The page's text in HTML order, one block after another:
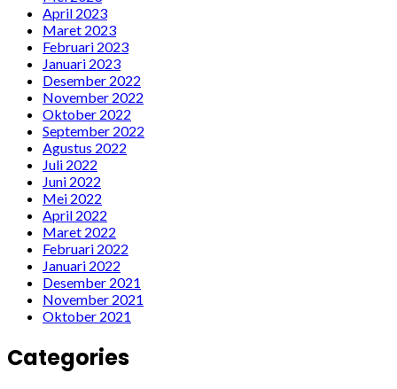
April 2023
Maret 2023
Februari 2023
Januari 2023
Desember 2022
November 2022
Oktober 2022
September 2022
Agustus 2022
Juli 2022
Juni 2022
Mei 2022
April 2022
Maret 2022
Februari 2022
Januari 2022
Desember 2021
November 2021
Oktober 2021
Categories